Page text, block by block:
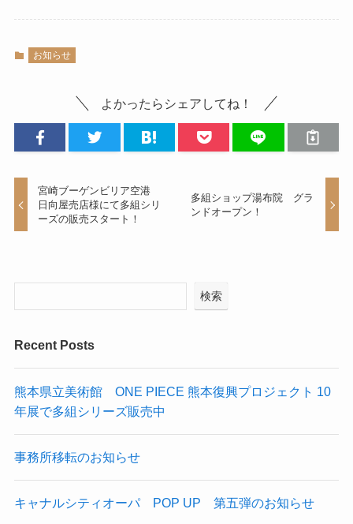
お知らせ
よかったらシェアしてね！
宮崎ブーゲンビリア空港
日向屋売店様にて多組シリ
ーズの販売スタート！
多組ショップ湯布院 グラ
ンドオープン！
検索
Recent Posts
熊本県立美術館 ONE PIECE 熊本復興プロジェクト 10
年展で多組シリーズ販売中
事務所移転のお知らせ
キャナルシティオーパ POP UP 第五弾のお知らせ